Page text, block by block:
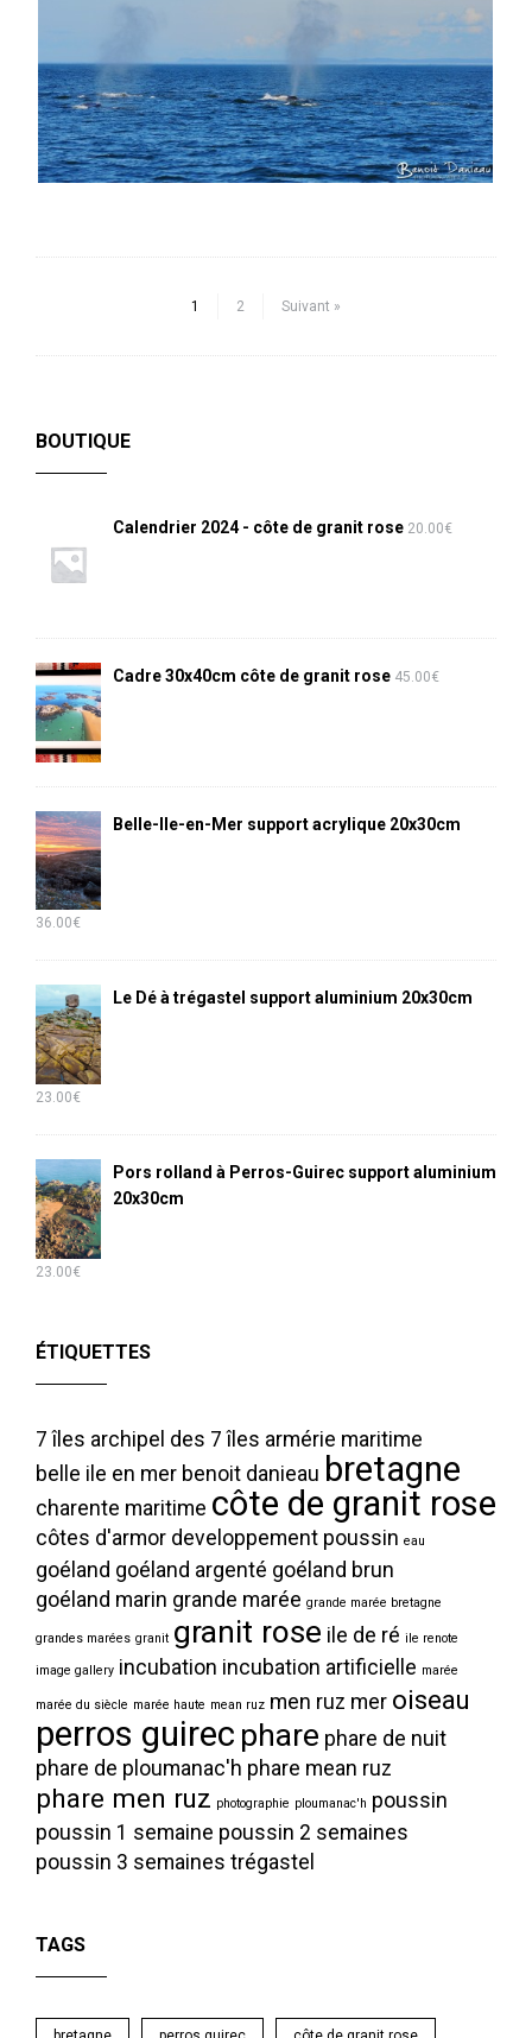
1 2 Suivant »
BOUTIQUE
Calendrier 2024 - côte de granit rose 20.00€
Cadre 30x40cm côte de granit rose 45.00€
Belle-Ile-en-Mer support acrylique 20x30cm
36.00€
Le Dé à trégastel support aluminium 20x30cm
23.00€
Pors rolland à Perros-Guirec support aluminium
20x30cm
23.00€
ÉTIQUETTES
7 îles archipel des 7 îles armérie maritime
belle ile en mer benoit danieau bretagne
charente maritime côte de granit rose
côtes d'armor developpement poussin eau
goéland goéland argenté goéland brun
goéland marin grande marée grande marée bretagne
grandes marées granit granit rose ile de ré ile renote
image gallery incubation incubation artificielle marée
marée du siècle marée haute mean ruz men ruz mer oiseau
perros guirec phare phare de nuit
phare de ploumanac'h phare mean ruz
phare men ruz photographie ploumanac'h poussin
poussin 1 semaine poussin 2 semaines
poussin 3 semaines trégastel
TAGS